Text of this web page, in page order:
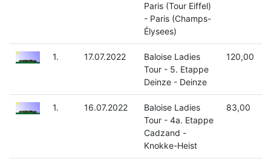
Paris (Tour Eiffel)
- Paris (Champs-
Élysees)
1. 17.07.2022
Baloise Ladies
Tour - 5. Etappe
Deinze - Deinze
120,00
1. 16.07.2022
Baloise Ladies
Tour - 4a. Etappe
Cadzand -
Knokke-Heist
83,00